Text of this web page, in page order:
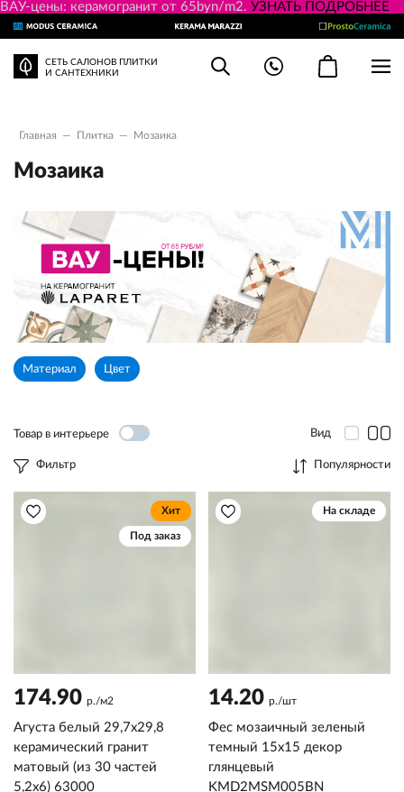
ВАУ-цены: керамогранит от 65byn/m2. УЗНАТЬ ПОДРОБНЕЕ
СЕТЬ САЛОНОВ ПЛИТКИ
И САНТЕХНИКИ
Главная — Плитка — Мозаика
Мозаика
Материал Цвет
Популярности
Товар в интерьере Вид
Фильтр
Хит
Под заказ
174.90 р./м2
Агуста белый 29,7x29,8
керамический гранит
матовый (из 30 частей
5,2х6) 63000
На складе
14.20 р./шт
Фес мозаичный зеленый
темный 15x15 декор
глянцевый
KMD2MSM005BN